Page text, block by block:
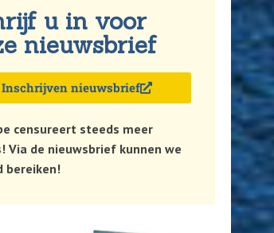
u in voor
nieuwsbrief
Inschrijven nieuwsbrief
censureert steeds meer
Via de nieuwsbrief kunnen we
bereiken!